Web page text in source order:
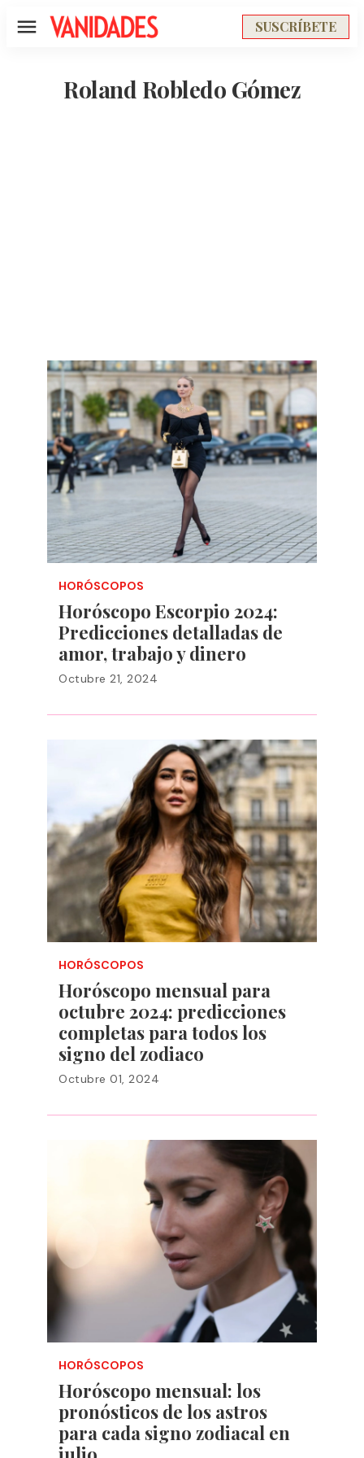
Menú SUSCRÍBETE
Roland Robledo Gómez
HORÓSCOPOS
Horóscopo Escorpio 2024:
Predicciones detalladas de
amor, trabajo y dinero
Octubre 21, 2024
HORÓSCOPOS
Horóscopo mensual para
octubre 2024: predicciones
completas para todos los
signo del zodiaco
Octubre 01, 2024
HORÓSCOPOS
Horóscopo mensual: los
pronósticos de los astros
para cada signo zodiacal en